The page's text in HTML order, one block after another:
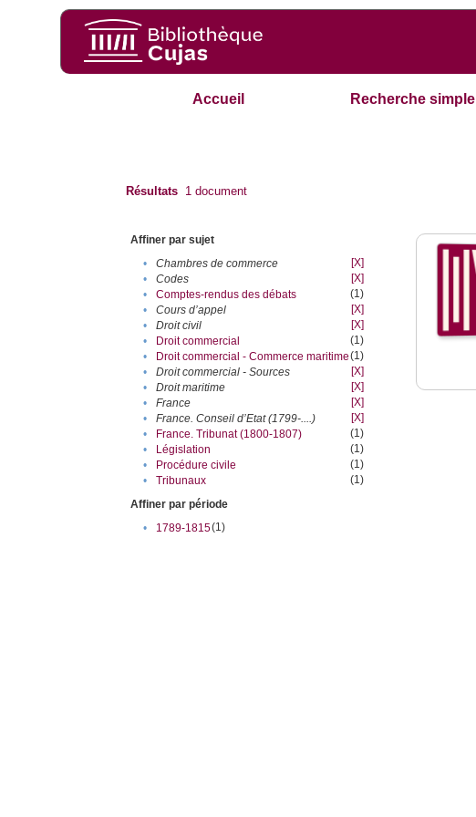
Accueil Recherche simple
Résultats 1 document
Affiner par sujet
•
Chambres de commerce
[X]
•
Codes
[X]
•
Comptes-rendus des débats
(1)
•
Cours d’appel
[X]
•
Droit civil
[X]
•
Droit commercial
(1)
•
Droit commercial - Commerce maritime(1)
•
Droit commercial - Sources
[X]
•
Droit maritime
[X]
•
France
[X]
•
France. Conseil d’Etat (1799-....)
[X]
•
France. Tribunat (1800-1807)
(1)
•
Législation
(1)
•
Procédure civile
(1)
•
Tribunaux
(1)
Affiner par période
•
1789-1815(1)